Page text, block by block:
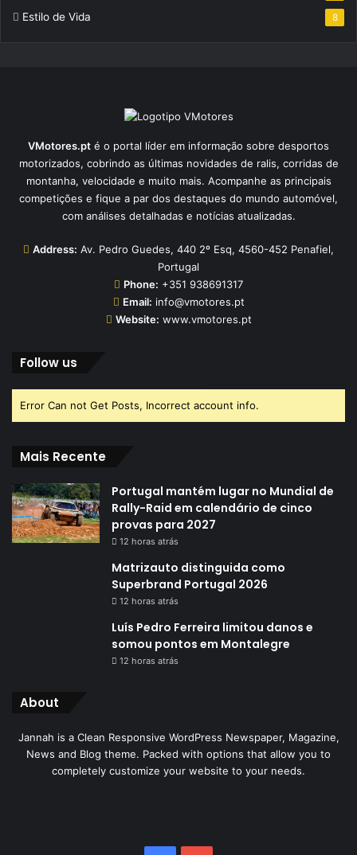
Estilo de Vida 8
VMotores.pt é o portal líder em informação sobre desportos
motorizados, cobrindo as últimas novidades de ralis, corridas de
montanha, velocidade e muito mais. Acompanhe as principais
competições e fique a par dos destaques do mundo automóvel,
com análises detalhadas e notícias atualizadas.
Address: Av. Pedro Guedes, 440 2º Esq, 4560-452 Penafiel,
Portugal
Phone: +351 938691317
Email: info@vmotores.pt
Website: www.vmotores.pt
Follow us
Error Can not Get Posts, Incorrect account info.
Mais Recente
Portugal mantém lugar no Mundial de
Rally-Raid em calendário de cinco
provas para 2027
12 horas atrás
Matrizauto distinguida como
Superbrand Portugal 2026
12 horas atrás
Luís Pedro Ferreira limitou danos e
somou pontos em Montalegre
12 horas atrás
About
Jannah is a Clean Responsive WordPress Newspaper, Magazine,
News and Blog theme. Packed with options that allow you to
completely customize your website to your needs.